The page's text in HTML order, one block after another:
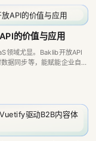
的价值与应用
领域尤显。Baklib开放API
据同步等，能赋能企业自动